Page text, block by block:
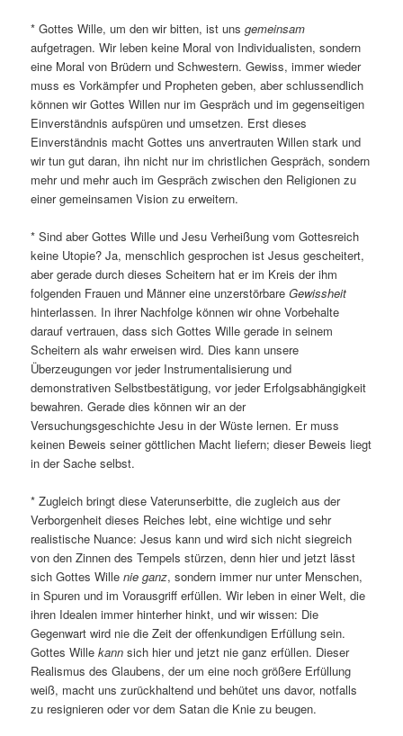
* Gottes Wille, um den wir bitten, ist unsgemeinsam
aufgetragen. Wir leben keine Moral von Individualisten, sondern
eine Moral von Brüdern und Schwestern. Gewiss, immer wieder
muss es Vorkämpfer und Propheten geben, aber schlussendlich
können wir Gottes Willen nur im Gespräch und im gegenseitigen
Einverständnis aufspüren und umsetzen. Erst dieses
Einverständnis macht Gottes uns anvertrauten Willen stark und
wir tun gut daran, ihn nicht nur im christlichen Gespräch, sondern
mehr und mehr auch im Gespräch zwischen den Religionen zu
einer gemeinsamen Vision zu erweitern.
* Sind aber Gottes Wille und Jesu Verheißung vom Gottesreich
keine Utopie? Ja, menschlich gesprochen ist Jesus gescheitert,
aber gerade durch dieses Scheitern hat er im Kreis der ihm
folgenden Frauen und Männer eine unzerstörbareGewissheit
hinterlassen. In ihrer Nachfolge können wir ohne Vorbehalte
darauf vertrauen, dass sich Gottes Wille gerade in seinem
Scheitern als wahr erweisen wird. Dies kann unsere
Überzeugungen vor jeder Instrumentalisierung und
demonstrativen Selbstbestätigung, vor jeder Erfolgsabhängigkeit
bewahren. Gerade dies können wir an der
Versuchungsgeschichte Jesu in der Wüste lernen. Er muss
keinen Beweis seiner göttlichen Macht liefern; dieser Beweis liegt
in der Sache selbst.
* Zugleich bringt diese Vaterunserbitte, die zugleich aus der
Verborgenheit dieses Reiches lebt, eine wichtige und sehr
realistische Nuance: Jesus kann und wird sich nicht siegreich
von den Zinnen des Tempels stürzen, denn hier und jetzt lässt
sich Gottes Willenie ganz, sondern immer nur unter Menschen,
in Spuren und im Vorausgriff erfüllen. Wir leben in einer Welt, die
ihren Idealen immer hinterher hinkt, und wir wissen: Die
Gegenwart wird nie die Zeit der offenkundigen Erfüllung sein.
Gottes Willekann sich hier und jetzt nie ganz erfüllen. Dieser
Realismus des Glaubens, der um eine noch größere Erfüllung
weiß, macht uns zurückhaltend und behütet uns davor, notfalls
zu resignieren oder vor dem Satan die Knie zu beugen.